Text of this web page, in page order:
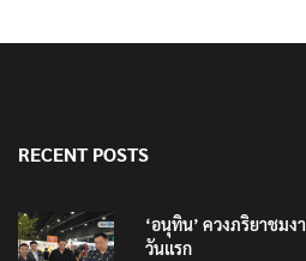
RECENT POSTS
‘อนุทิน’ ควงภริยาชม
วันแรก